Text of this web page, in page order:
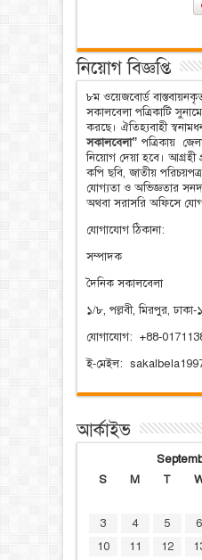
নিয়োগ বিজ্ঞপ্তি
৮ম ওয়েজবোর্ড
সকালবেলা পত্রিকাটি
করছে। ঐতিহ্যবাহী
সকালবেলা” পত্রিকায়
নিয়োগ দেয়া হবে। আগ্রহী
কপি ছবি, জাতীয়
যোগ্যতা ও অভিজ্ঞতার
অথবা সরাসরি অফিসে
যোগাযোগ ঠিকানা:
সম্পাদক
দৈনিক সকালবেলা
১/৮, পল্লবী, মিরপুর, ঢাকা-
যোগাযোগ: +88-
ই-মেইল:
আর্কাইভ
S
M T
3
4 5 6
10
11 12